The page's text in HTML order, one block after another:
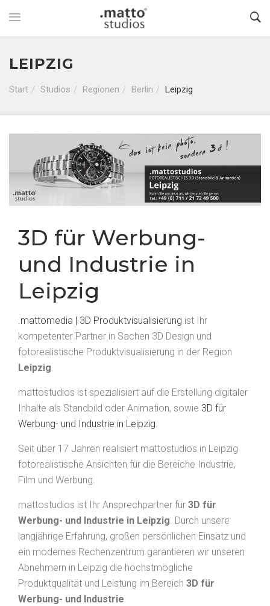
LEIPZIG
Start Studios Regionen Berlin Leipzig
3D für Werbung-
und Industrie in
Leipzig
.mattomedia | 3D Produktvisualisierung ist Ihr
kompetenter Partner in Sachen 3D Design und
fotorealistische Produktvisualisierung in der Region
Leipzig.
mattostudios ist spezialisiert auf die Erstellung digitaler
Inhalte als Standbild oder Animation, sowie 3D für
Werbung- und Industrie in Leipzig.
Seit über 17 Jahren realisiert mattostudios in Leipzig
fotorealistische Ansichten für die Bereiche Industrie,
Film und Werbung.
mattostudios ist Ihr Ansprechpartner für 3D für
Werbung- und Industrie in Leipzig. Durch unsere
langjährige Erfahrung, großen persönlichen Einsatz und
ein modernes Rechenzentrum garantieren wir unseren
Abnehmern in Leipzig die höchstmögliche
Produktqualität und Leistung im Bereich 3D für
Werbung- und Industrie.